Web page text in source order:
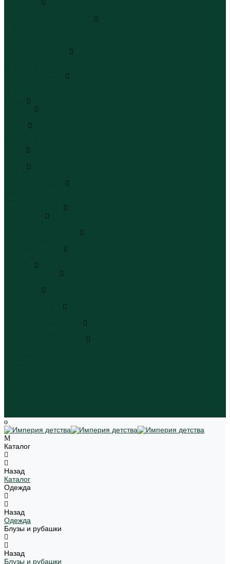
Каталог
Назад
Каталог
Одежда
Назад
Одежда
Блузы и рубашки
Назад
Блузы и рубашки